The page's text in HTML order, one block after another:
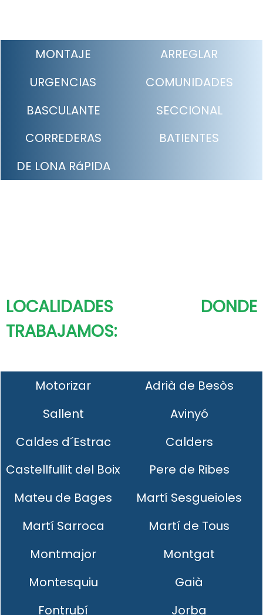
MONTAJE
ARREGLAR
URGENCIAS
COMUNIDADES
BASCULANTE
SECCIONAL
CORREDERAS
BATIENTES
DE LONA RáPIDA
LOCALIDADES DONDE
TRABAJAMOS:
Motorizar
Adrià de Besòs
Sallent
Avinyó
Caldes d´Estrac
Calders
Castellfullit del Boix
Pere de Ribes
Mateu de Bages
Martí Sesgueioles
Martí Sarroca
Martí de Tous
Montmajor
Montgat
Montesquiu
Gaià
Fontrubí
Jorba